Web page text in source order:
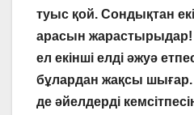
туыс қой. Сондықтан
арасын жарастырыдар!
ел екінші елді әжуә
бұлардан жақсы
де әйелдерді